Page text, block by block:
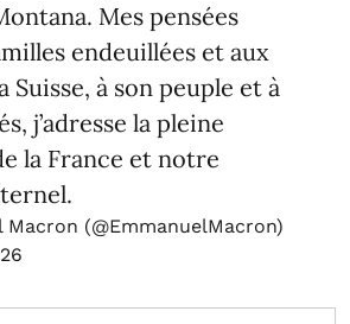
Mes pensées
endeuillées et aux
Suisse, à son peuple et à
j’adresse la pleine
la France et notre
(@EmmanuelMacron)